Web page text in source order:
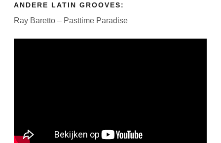
ANDERE LATIN GROOVES:
Ray Baretto – Pasttime Paradise